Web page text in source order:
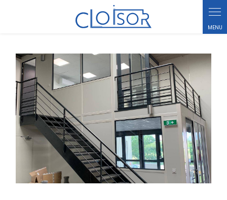
Panneau de gestion des cookies